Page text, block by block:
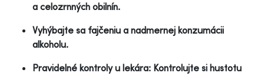
a celozrnných obilnín.
Vyhýbajte sa fajčeniu a nadmernej konzumácii
alkoholu.
Pravidelné kontroly u lekára: Kontrolujte si hustotu